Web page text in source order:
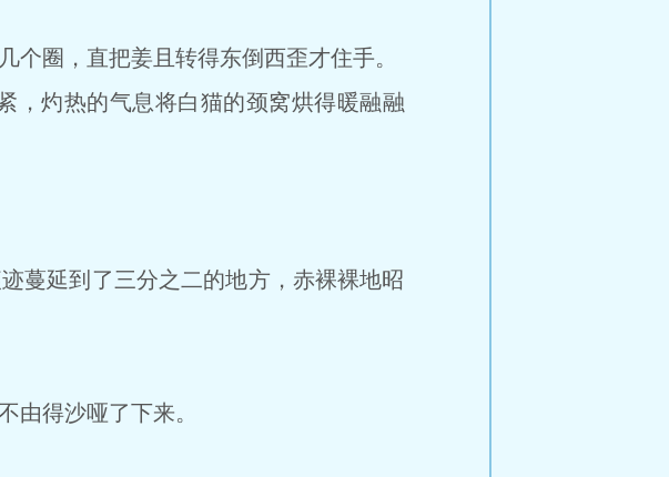
圈，直把姜且转得东倒西歪才住手。
灼热的气息将白猫的颈窝烘得暖融融
延到了三分之二的地方，赤裸裸地昭
得沙哑了下来。